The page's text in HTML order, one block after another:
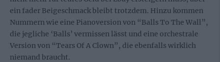
ein fader Beigeschmack bleibt trotzdem. Hinzu kommen
Nummern wie eine Pianoversion von “Balls To The Wall”,
die jegliche ‘Balls’ vermissen lässt und eine orchestrale
Version von “Tears Of A Clown”, die ebenfalls wirklich
niemand braucht.